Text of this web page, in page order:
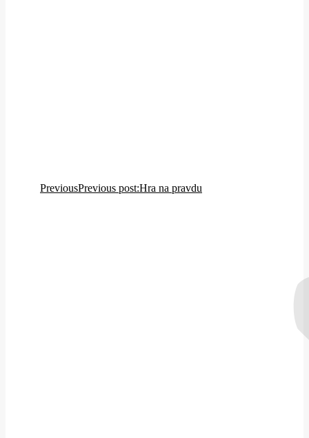
PreviousPrevious post:Hra na pravdu